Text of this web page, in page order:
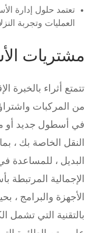
تعتمد حلول إدارة
العمليات وتجربة
مشتريات
تتمتع أثراء بالخبرة
من المركبات
في أسطول جديد أو
النقل الخاصة بك ،
البديل ، للمساعدة
الإجمالية
الأجهزة والبرامج ،
بالتقنية التي تشمل